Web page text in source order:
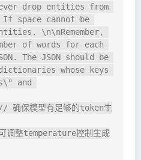
drop entities from
If space cannot be
\n\nRemember,
of words for each
The JSON should be
whose keys
and
保模型有足够的token生
整temperature控制生成